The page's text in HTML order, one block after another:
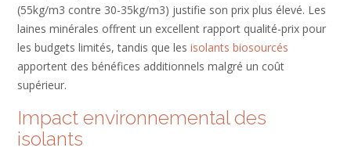
(55kg/m3 contre 30-35kg/m3) justifie son prix plus élevé. Les
laines minérales offrent un excellent rapport qualité-prix pour
les budgets limités, tandis que les isolants biosourcés
apportent des bénéfices additionnels malgré un coût
supérieur.
Impact environnemental des
isolants